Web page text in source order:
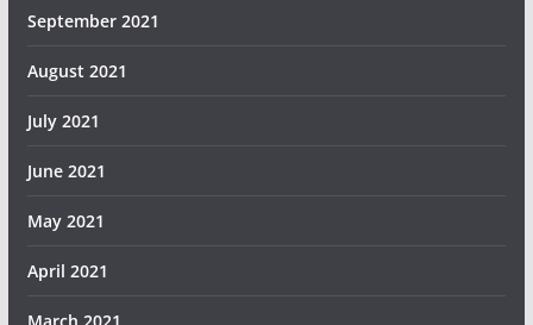
September 2021
August 2021
July 2021
June 2021
May 2021
April 2021